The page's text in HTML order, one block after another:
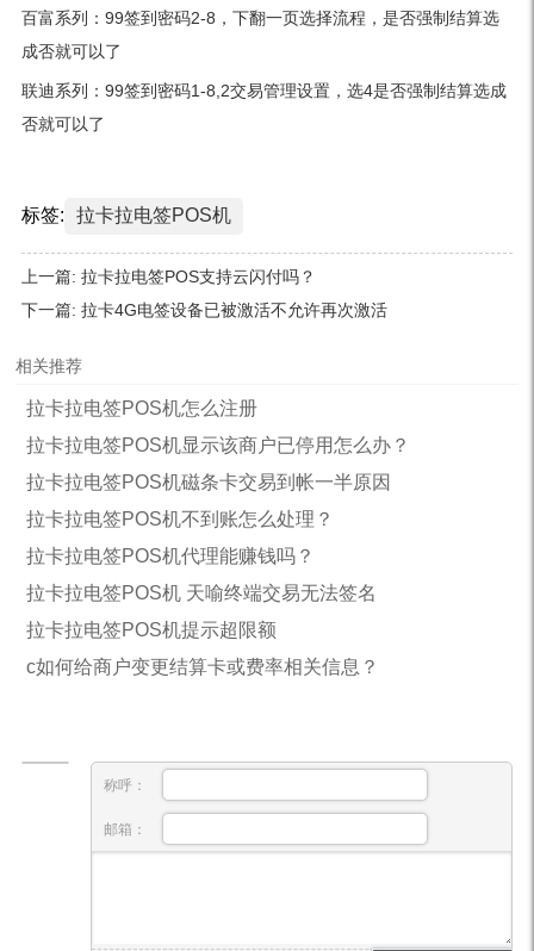
百富系列：99签到密码2-8，下翻一页选择流程，是否强制结算选
成否就可以了
联迪系列：99签到密码1-8,2交易管理设置，选4是否强制结算选成
否就可以了
标签: 拉卡拉电签POS机
上一篇: 拉卡拉电签POS支持云闪付吗？
下一篇: 拉卡4G电签设备已被激活不允许再次激活
相关推荐
拉卡拉电签POS机怎么注册
拉卡拉电签POS机显示该商户已停用怎么办？
拉卡拉电签POS机磁条卡交易到帐一半原因
拉卡拉电签POS机不到账怎么处理？
拉卡拉电签POS机代理能赚钱吗？
拉卡拉电签POS机 天喻终端交易无法签名
拉卡拉电签POS机提示超限额
c如何给商户变更结算卡或费率相关信息？
称呼：
邮箱：